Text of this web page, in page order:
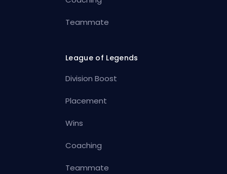
Teammate
League of Legends
Division Boost
Placement
Wins
Coaching
Teammate